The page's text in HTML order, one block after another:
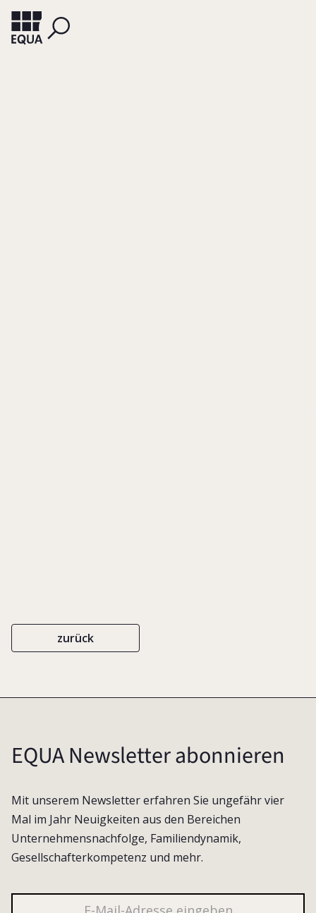
zurück
EQUA Newsletter abonnieren
Mit unserem Newsletter erfahren Sie ungefähr vier
Mal im Jahr Neuigkeiten aus den Bereichen
Unternehmensnachfolge, Familiendynamik,
Gesellschafterkompetenz und mehr.